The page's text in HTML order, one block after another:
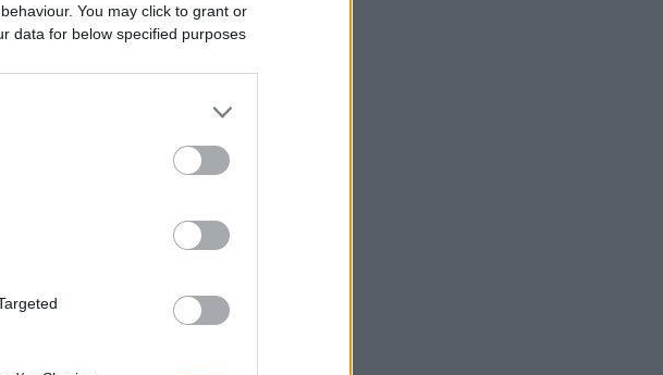
You may click to grant or
data for below specified purposes